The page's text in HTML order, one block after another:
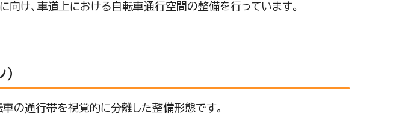
け、車道上における自転車通行空間の整備を行っています。
の通行帯を視覚的に分離した整備形態です。